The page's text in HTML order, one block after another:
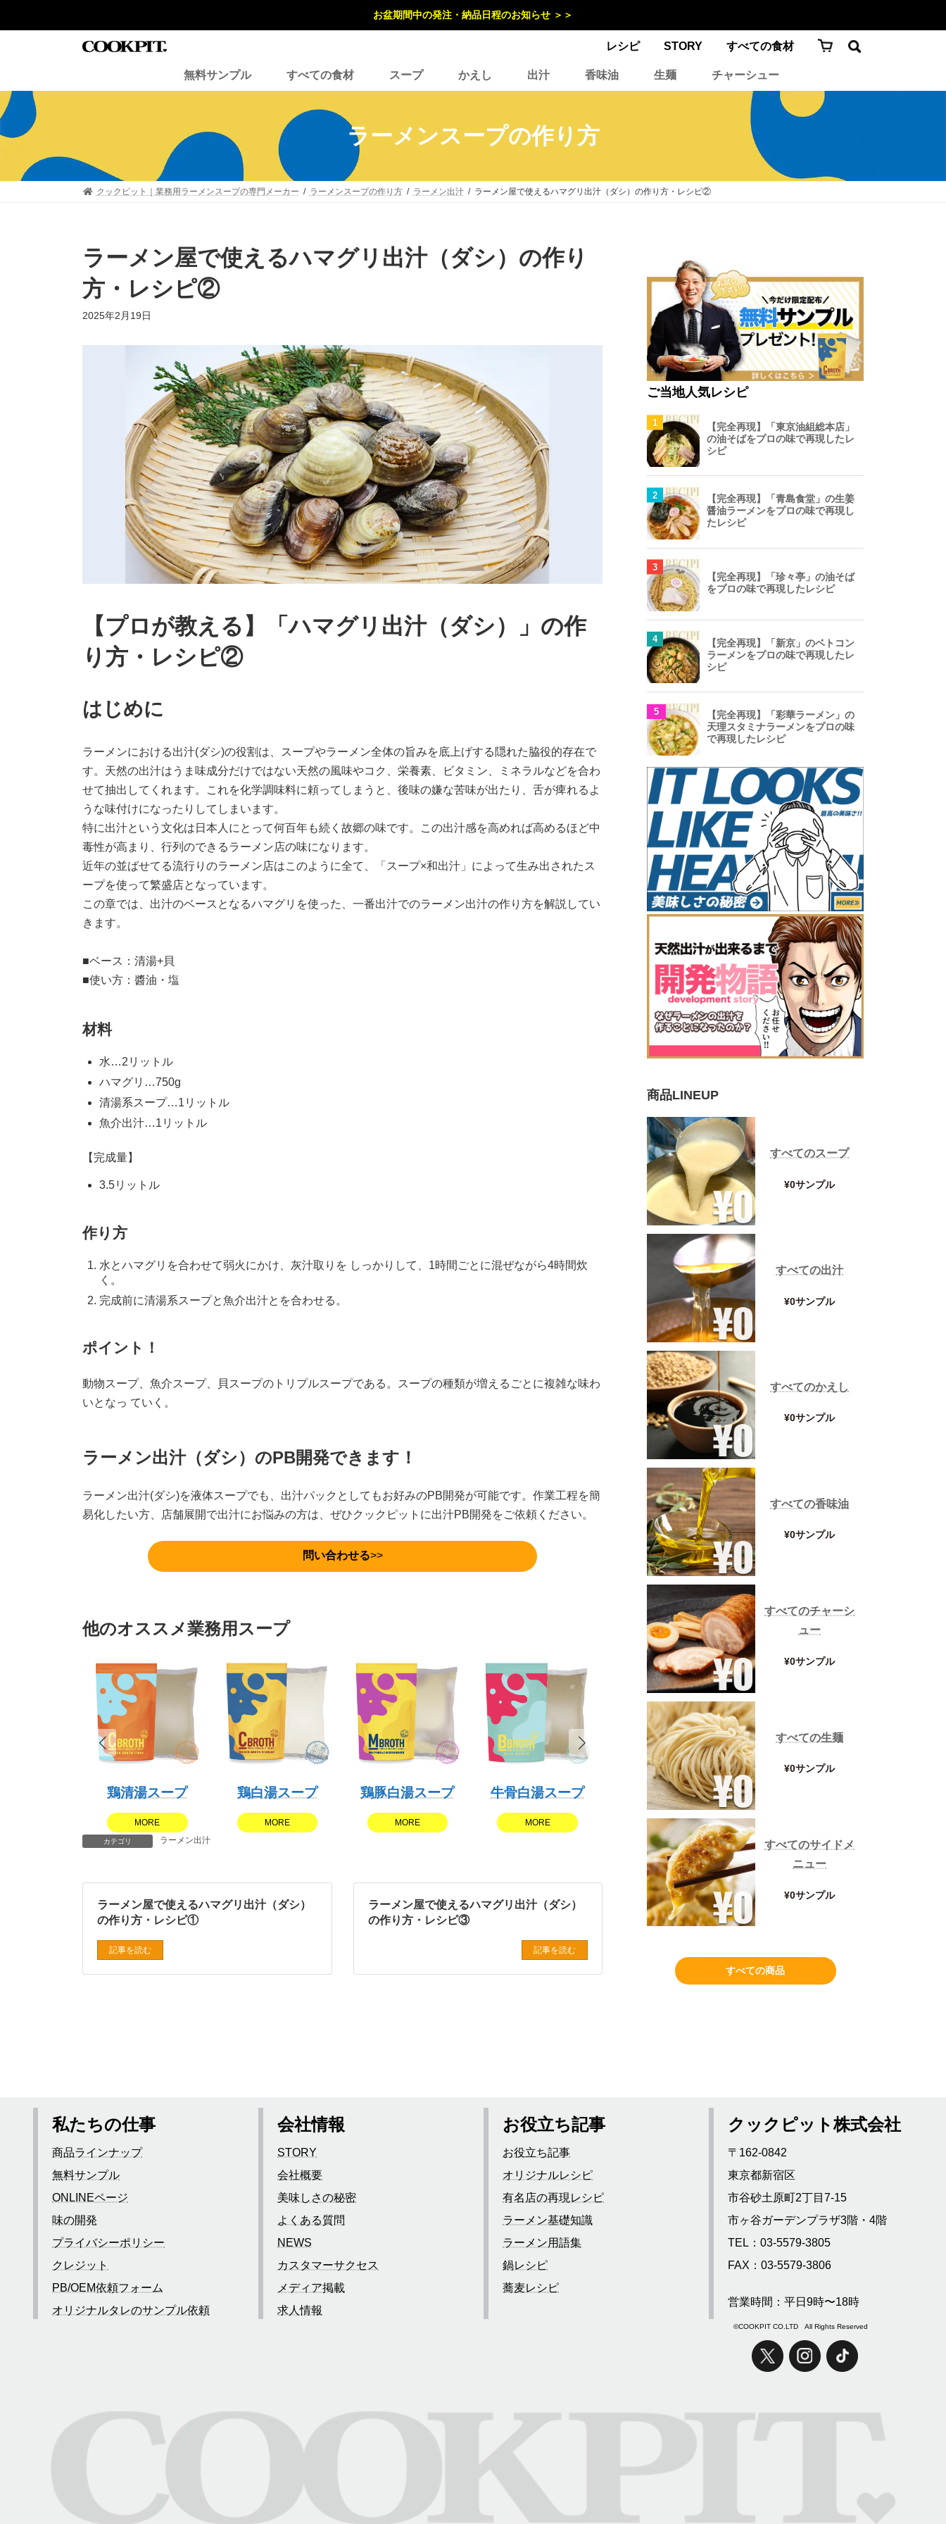
ス
キ
プ
ン
に
動
お盆期間中の発注・納品日程のお知らせ ＞＞
レシピ STORY すべての食材
無料サンプル すべての食材 スープ かえし 出汁 香味油 生麺 チャーシュー
ラーメンスープの作り方
クックピット｜業務用ラーメンスープの専門メーカー ラーメンスープの作り方 ラーメン出汁 ラーメン屋で使えるハマグリ出汁（ダシ）の作り方・レシピ②
ラーメン屋で使えるハマグリ出汁（ダシ）の作り
方・レシピ②
最
2025年2月19日
【プロが教える】「ハマグリ出汁（ダシ）」の作
り方・レシピ②
はじめに
ラーメンにおける出汁(ダシ)の役割は、スープやラーメン全体の旨みを底上げする隠れた脇役的存在で
す。天然の出汁はうま味成分だけではない天然の⾵味やコク、栄養素、ビタミン、ミネラルなどを合わ
せて抽出してくれます。これを化学調味料に頼ってしまうと、後味の嫌な苦味が出たり、⾆が痺れるよ
うな味付けになったりしてしまいます。
特に出汁という⽂化は⽇本⼈にとって何百年も続く故郷の味です。この出汁感を⾼めれば⾼めるほど中
毒性が⾼まり、⾏列のできるラーメン店の味になります。
近年の並ばせてる流⾏りのラーメン店はこのように全て、「スープ×和出汁」によって⽣み出されたス
ープを使って繁盛店となっています。
この章では、出汁のベースとなるハマグリを使った、⼀番出汁でのラーメン出汁の作り⽅を解説してい
きます。
■ベース：清湯+貝
■使い方：醬油・塩
材料
水…2リットル
ハマグリ…750g
清湯系スープ…1リットル
魚介出汁…1リットル
【完成量】
3.5リットル
作り方
水とハマグリを合わせて弱火にかけ、灰汁取りを しっかりして、1時間ごとに混ぜながら4時間炊
く。
完成前に清湯系スープと魚介出汁とを合わせる。
ポイント！
動物スープ、魚介スープ、貝スープのトリプルスープである。スープの種類が増えるごとに複雑な味わ
いとなっ ていく。
ラーメン出汁（ダシ）のPB開発できます！
ラーメン出汁(ダシ)を液体スープでも、出汁パックとしてもお好みのPB開発が可能です。作業⼯程を簡
易化したい⽅、店舗展開で出汁にお悩みの⽅は、ぜひクックピットに出汁PB開発をご依頼ください。
問い合わせる>>
他のオススメ業務用スープ
鶏清湯スープ
MORE
鶏白湯スープ
MORE
鶏豚白湯スープ
MORE
牛骨白湯スープ
MORE
とんこつスープ
MORE
カテゴリ ラーメン出汁
ラーメン屋で使えるハマグリ出汁（ダシ）
の作り方・レシピ①
記事を読む
ラーメン屋で使えるハマグリ出汁（ダシ）
の作り方・レシピ③
記事を読む
ご当地人気レシピ
商品LINEUP
すべてのスープ
¥0サンプル
すべての出汁
¥0サンプル
すべてのかえし
¥0サンプル
すべての香味油
¥0サンプル
すべてのチャーシ
ュー
¥0サンプル
すべての生麺
¥0サンプル
すべてのサイドメ
ニュー
¥0サンプル
すべての商品
私たちの仕事
商品ラインナップ
無料サンプル
ONLINEページ
味の開発
プライバシーポリシー
クレジット
PB/OEM依頼フォーム
オリジナルタレのサンプル依頼
会社情報
STORY
会社概要
美味しさの秘密
よくある質問
NEWS
カスタマーサクセス
メディア掲載
求人情報
お役立ち記事
お役立ち記事
オリジナルレシピ
有名店の再現レシピ
ラーメン基礎知識
ラーメン用語集
鍋レシピ
蕎麦レシピ
クックピット株式会社
〒162-0842
東京都新宿区
市谷砂土原町2丁目7-15
市ヶ谷ガーデンプラザ3階・4階
TEL：03-5579-3805
FAX：03-5579-3806
営業時間：平日9時〜18時
©COOKPIT CO.LTD All Rights Reserved